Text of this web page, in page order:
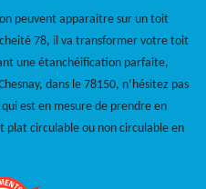
peuvent apparaitre sur un toit
78, il va transformer votre toit
une étanchéification parfaite,
dans le 78150, n’hésitez pas
est en mesure de prendre en
plat circulable ou non circulable en